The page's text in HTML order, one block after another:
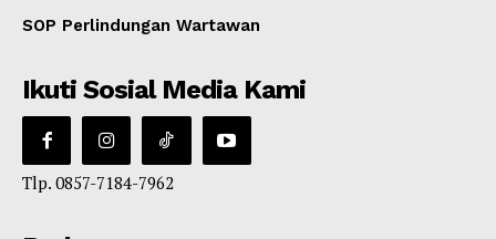
SOP Perlindungan Wartawan
Ikuti Sosial Media Kami
Tlp. 0857-7184-7962